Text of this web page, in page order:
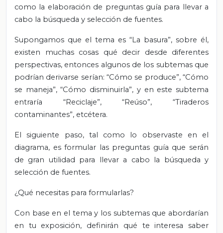
como la elaboración de preguntas guía para llevar a
cabo la búsqueda y selección de fuentes.
Supongamos que el tema es “La basura”, sobre él,
existen muchas cosas qué decir desde diferentes
perspectivas, entonces algunos de los subtemas que
podrían derivarse serían: “Cómo se produce”, “Cómo
se maneja”, “Cómo disminuirla”, y en este subtema
entraría “Reciclaje”, “Reúso”, “Tiraderos
contaminantes”, etcétera.
El siguiente paso, tal como lo observaste en el
diagrama, es formular las preguntas guía que serán
de gran utilidad para llevar a cabo la búsqueda y
selección de fuentes.
¿Qué necesitas para formularlas?
Con base en el tema y los subtemas que abordarían
en tu exposición, definirán qué te interesa saber